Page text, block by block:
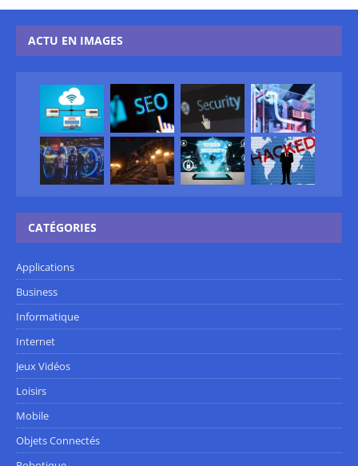
ACTU EN IMAGES
CATÉGORIES
Applications
Business
Informatique
Internet
Jeux Vidéos
Loisirs
Mobile
Objets Connectés